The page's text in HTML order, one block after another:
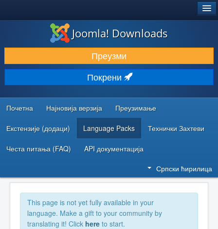
ПРЕУЗИМАЊЕ И ПРОШИРЕЊА (ЕКСТЕНЗИЈЕ)
ОТКРИЈТЕ И НАУЧИТЕ
ЗАЈЕДНИЦА И ПОДРШКА
РЕСУРСИ ЗА РАЗВОЈ
Joomla! Downloads
Преузми
Покрени
Почетна Најновија верзија Преузимање
Екстензије (додаци) Language Packs Технички Захтеви
Честа питања (FAQ) API документација
Српски ћирилица
This page is not yet fully available in your
language. Make a gift to your community by
translating it! Click here to start.